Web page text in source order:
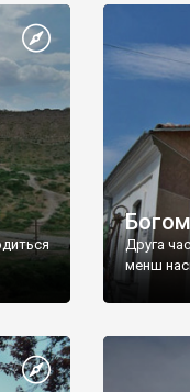
Друга
менш